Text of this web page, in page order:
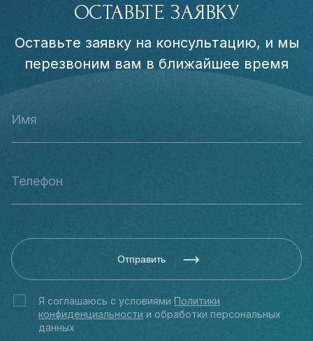
ОСТАВЬТЕ ЗАЯВКУ
Оставьте заявку на консультацию, и мы
перезвоним вам в ближайшее время
Отправить
Я соглашаюсь с условиями Политики
конфиденциальности и обработки персональных
данных